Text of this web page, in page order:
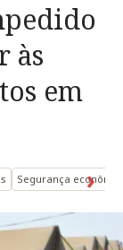
às
em
Segurança